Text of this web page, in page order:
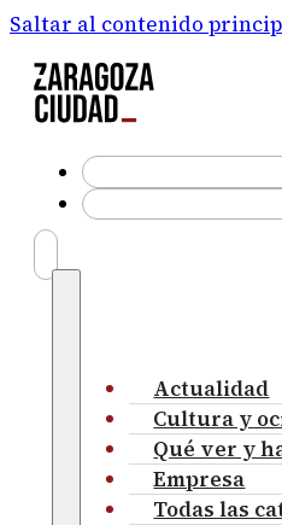
Saltar al contenido
Actualidad
Cultura y
Qué ver y
Empresa
Todas las